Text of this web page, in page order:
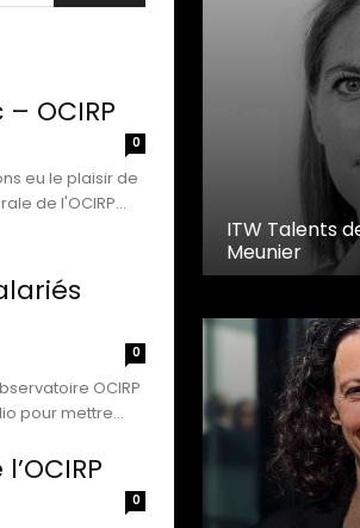
OCIRP
0
eu le plaisir de
de l'OCIRP...
0
OCIRP
pour mettre...
0
ITW Talents
Meunier